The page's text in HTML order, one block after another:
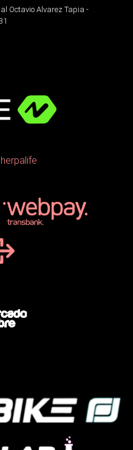
Octavio Alvarez Tapia -